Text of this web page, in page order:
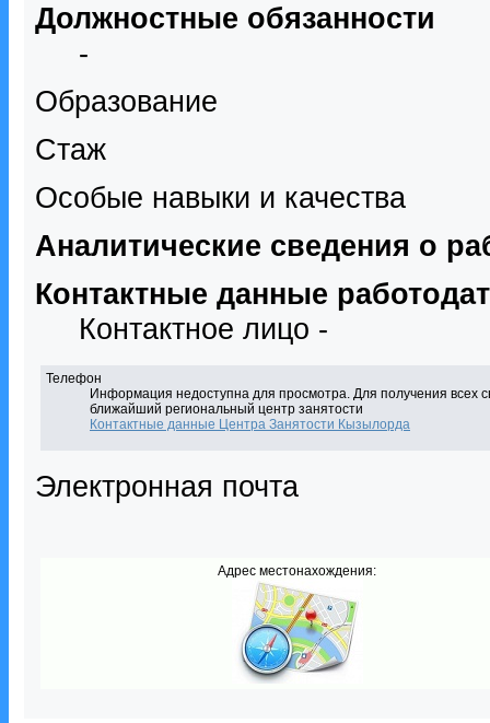
Должностные обязанности
-
Образование
Стаж
Особые навыки и качества
Аналитические сведения о
Контактные данные
Контактное лицо -
Телефон
Информация недоступна для просмотра. Для получения всех
ближайший региональный центр занятости
Контактные данные Центра Занятости Кызылорда
Электронная почта
Адрес местонахождения: